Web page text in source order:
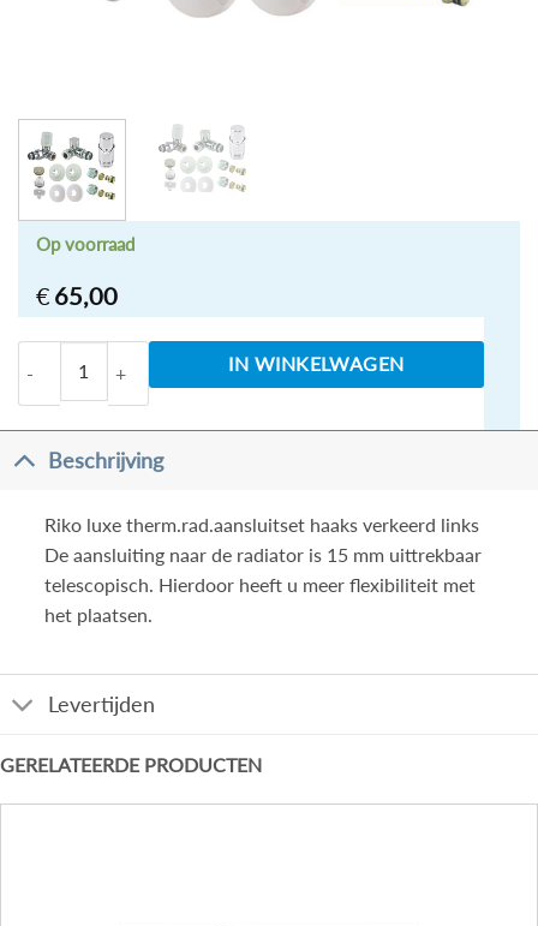
€ 65,00
Op voorraad
Luxe thermostatische radiator aansluitset haaks
IN WINKELWAGEN
Beschrijving
Riko luxe therm.rad.aansluitset haaks verkeerd links
De aansluiting naar de radiator is 15 mm uittrekbaar
telescopisch. Hierdoor heeft u meer flexibiliteit met
het plaatsen.
Levertijden
GERELATEERDE PRODUCTEN